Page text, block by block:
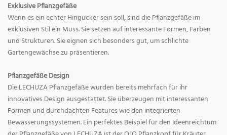
Exklusive Pflanzgefäße
Wenn es ein echter Hingucker sein soll, sind die Pflanzgefäße im
exklusiven Stil ein Muss. Sie setzen auf interessante Formen, Farben
und Strukturen. Sie eignen sich besonders gut, um schlichte
Gartengewächse zu präsentieren.
Pflanzgefäße Design
Die LECHUZA Pflanzgefäße wurden bereits mehrfach für ihr
innovatives Design ausgestattet. Sie überzeugen mit interessanten
Formen und durchdachten Features wie den integrierten
Bewässerungssystemen. Ein perfektes Beispiel für den Ideenreichtum